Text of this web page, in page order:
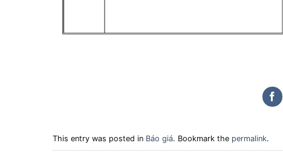
This entry was posted in Báo giá. Bookmark the permalink.